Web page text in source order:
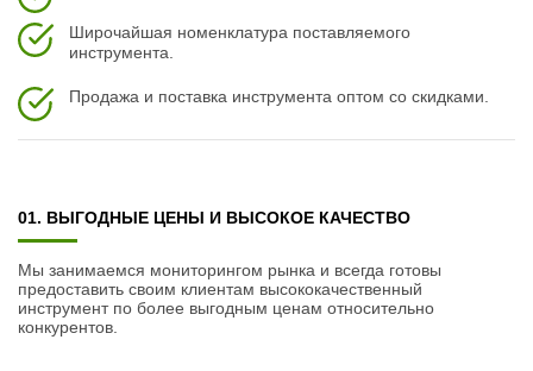
Широчайшая номенклатура поставляемого
инструмента.
Продажа и поставка инструмента оптом со скидками.
01. ВЫГОДНЫЕ ЦЕНЫ И ВЫСОКОЕ КАЧЕСТВО
Мы занимаемся мониторингом рынка и всегда готовы
предоставить своим клиентам высококачественный
инструмент по более выгодным ценам относительно
конкурентов.